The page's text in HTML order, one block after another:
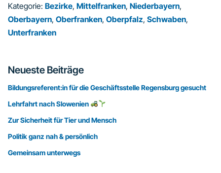
Kategorie: Bezirke, Mittelfranken, Niederbayern,
Oberbayern, Oberfranken, Oberpfalz, Schwaben,
Unterfranken
Seitenspalte
Neueste Beiträge
Bildungsreferent:in für die Geschäftsstelle Regensburg gesucht
Lehrfahrt nach Slowenien
Zur Sicherheit für Tier und Mensch
Politik ganz nah & persönlich
Gemeinsam unterwegs